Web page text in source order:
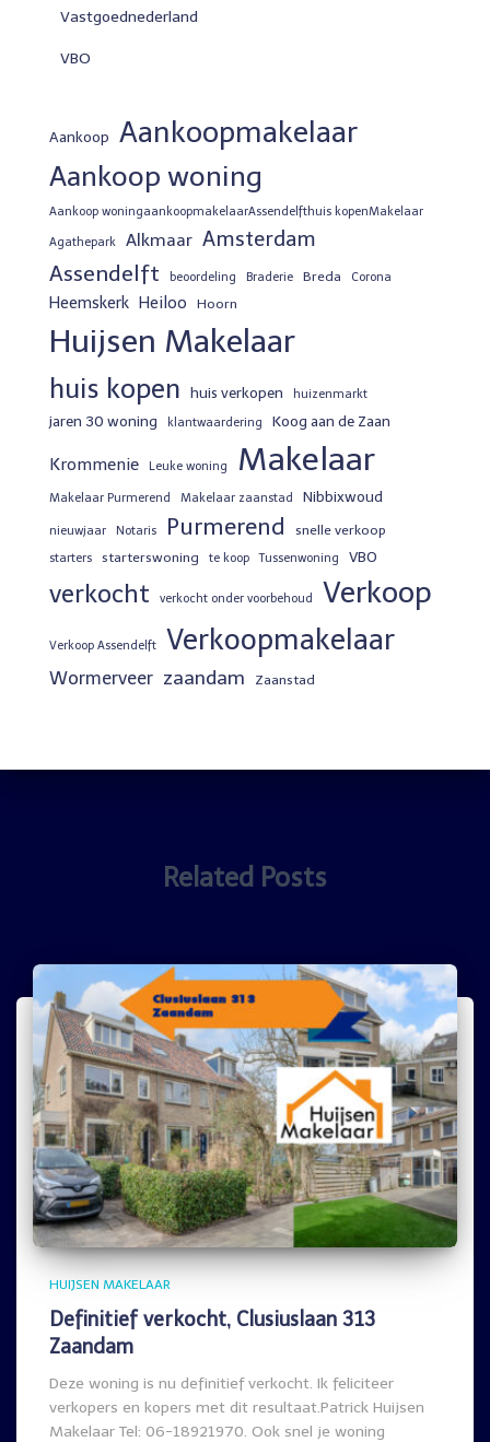
Vastgoednederland
VBO
Aankoop Aankoopmakelaar
Aankoop woning
Aankoop woningaankoopmakelaarAssendelfthuis kopenMakelaar
Agathepark Alkmaar Amsterdam
Assendelft beoordeling Braderie Breda Corona
Heemskerk Heiloo Hoorn
Huijsen Makelaar
huis kopen huis verkopen huizenmarkt
jaren 30 woning klantwaardering Koog aan de Zaan
Krommenie Leuke woning Makelaar
Makelaar Purmerend Makelaar zaanstad Nibbixwoud
nieuwjaar Notaris Purmerend snelle verkoop
starters starterswoning te koop Tussenwoning VBO
verkocht verkocht onder voorbehoud Verkoop
Verkoop Assendelft Verkoopmakelaar
Wormerveer zaandam Zaanstad
Related Posts
HUIJSEN MAKELAAR
Definitief verkocht, Clusiuslaan 313
Zaandam
Deze woning is nu definitief verkocht. Ik feliciteer
verkopers en kopers met dit resultaat.Patrick Huijsen
Makelaar Tel: 06-18921970. Ook snel je woning